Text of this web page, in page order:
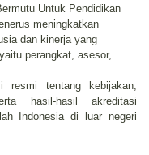
Untuk Pendidikan
meningkatkan
dan kinerja yang
perangkat, asesor,
resmi tentang kebijakan,
hasil-hasil akreditasi
Indonesia di luar negeri